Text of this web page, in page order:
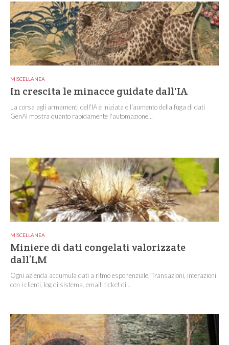
MISCELLANEA
In crescita le minacce guidate dall'IA
La corsa agli armamenti dell'IA è iniziata e l'aumento della fuga di dati
GenAI mostra quanto rapidamente l'automazione...
MISCELLANEA
Miniere di dati congelati valorizzate
dall’LM
Ogni azienda accumula dati a ritmo esponenziale. Transazioni, interazioni
con i clienti, log di sistema, email, ticket di...